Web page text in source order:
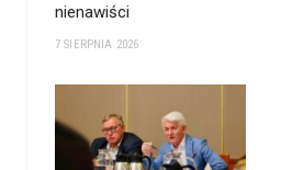
nienawiści
7 SIERPNIA 2026